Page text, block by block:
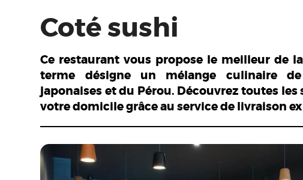
Coté sushi
Ce restaurant vous propose le meilleur de
terme désigne un mélange culinaire
japonaises et du Pérou. Découvrez toutes
votre domicile grâce au service de livraison